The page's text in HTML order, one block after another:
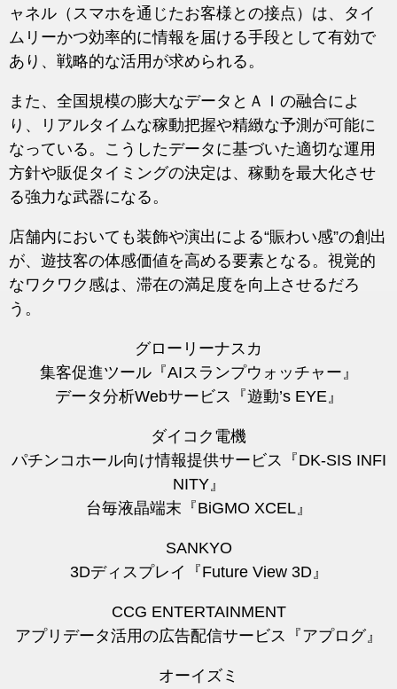
ャネル（スマホを通じたお客様との接点）は、タイ
ムリーかつ効率的に情報を届ける手段として有効で
あり、戦略的な活用が求められる。
また、全国規模の膨大なデータとＡＩの融合によ
り、リアルタイムな稼動把握や精緻な予測が可能に
なっている。こうしたデータに基づいた適切な運用
方針や販促タイミングの決定は、稼動を最大化させ
る強力な武器になる。
店舗内においても装飾や演出による“賑わい感”の創出
が、遊技客の体感価値を高める要素となる。視覚的
なワクワク感は、滞在の満足度を向上させるだろ
う。
グローリーナスカ
集客促進ツール『AIスランプウォッチャー』
データ分析Webサービス『遊動’s EYE』
ダイコク電機
パチンコホール向け情報提供サービス『DK-SIS INFI
NITY』
台毎液晶端末『BiGMO XCEL』
SANKYO
3Dディスプレイ『Future View 3D』
CCG ENTERTAINMENT
アプリデータ活用の広告配信サービス『アプログ』
オーイズミ